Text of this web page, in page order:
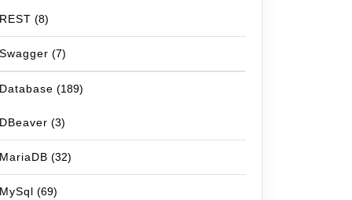
REST (8)
Swagger (7)
Database (189)
DBeaver (3)
MariaDB (32)
MySql (69)